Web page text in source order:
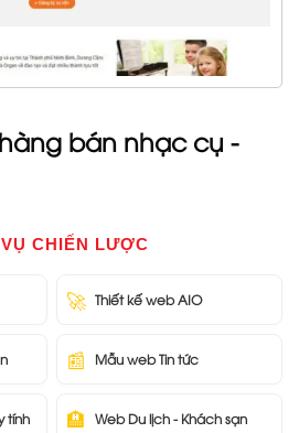
bán nhạc cụ -
CHIẾN LƯỢC
🚀 Thiết kế web AIO
📰 Mẫu web Tin tức
tính 🏨 Web Du lịch - Khách sạn